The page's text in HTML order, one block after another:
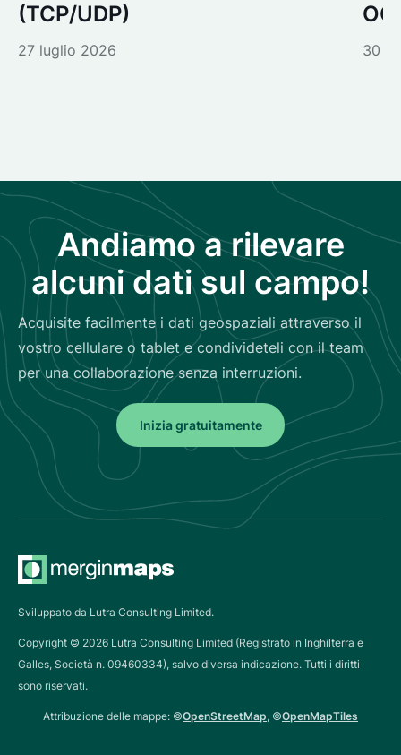
(TCP/UDP)
27 luglio 2026 30
Andiamo a rilevare
alcuni dati sul campo!
Acquisite facilmente i dati geospaziali attraverso il
vostro cellulare o tablet e condivideteli con il team
per una collaborazione senza interruzioni.
Inizia gratuitamente
Sviluppato da Lutra Consulting Limited.
Copyright © 2026 Lutra Consulting Limited (Registrato in Inghilterra e
Galles, Società n. 09460334), salvo diversa indicazione. Tutti i diritti
sono riservati.
Attribuzione delle mappe: ©OpenStreetMap, ©OpenMapTiles